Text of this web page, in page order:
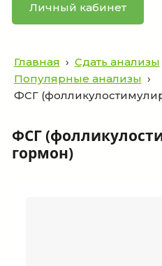
Личный кабинет
Главная › Сдать анализы
Популярные анализы ›
ФСГ
ФСГ
гормон)